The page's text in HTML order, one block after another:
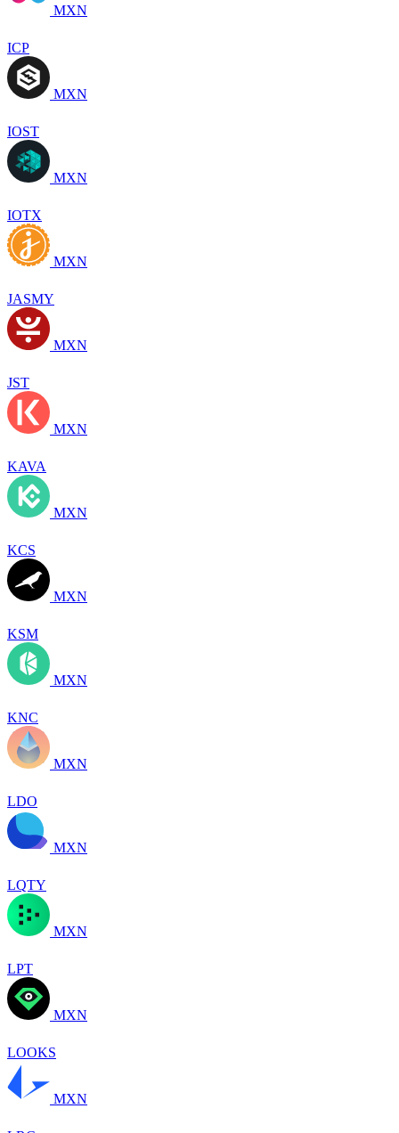
MXN
ICP
MXN
IOST
MXN
IOTX
MXN
JASMY
MXN
JST
MXN
KAVA
MXN
KCS
MXN
KSM
MXN
KNC
MXN
LDO
MXN
LQTY
MXN
LPT
MXN
LOOKS
MXN